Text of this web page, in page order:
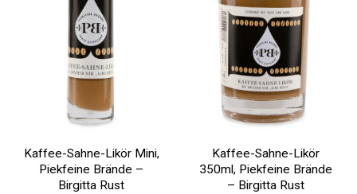
Kaffee-Sahne-Likör Mini,
Piekfeine Brände –
Birgitta Rust
Kaffee-Sahne-Likör
350ml, Piekfeine Brände
– Birgitta Rust